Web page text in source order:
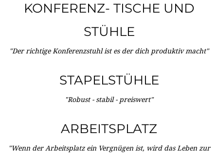
KONFERENZ- TISCHE UND
STÜHLE
"Der richtige Konferenzstuhl ist es der dich produktiv macht"
STAPELSTÜHLE
"Robust - stabil - preiswert"
ARBEITSPLATZ
"Wenn der Arbeitsplatz ein Vergnügen ist, wird das Leben zur